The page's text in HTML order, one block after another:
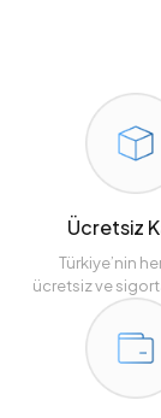
Ücretsiz
Türkiye’nin
ücretsiz ve